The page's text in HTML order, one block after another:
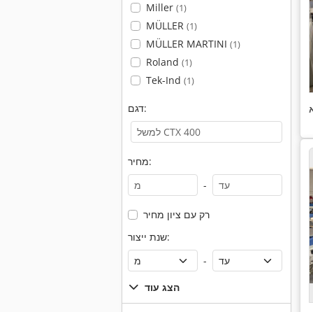
Miller (1)
MÜLLER (1)
MÜLLER MARTINI (1)
Roland (1)
Tek-Ind (1)
דגם:
מחיר:
-
רק עם ציון מחיר
שנת ייצור:
-
הצג עוד